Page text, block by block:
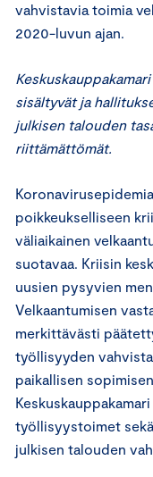
vahvistavia toimia
2020-luvun ajan.
sisältyvät ja
julkisen talouden
riittämättömät.
poikkeukselliseen
väliaikainen
suotavaa. Kriisin
uusien pysyvien
Velkaantumisen
merkittävästi
työllisyyden
paikallisen
työllisyystoimet
julkisen talouden